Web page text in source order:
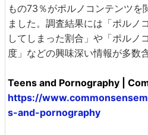
もの73％がポルノコンテンツを
ました。調査結果には「ポルノ
してしまった割合」や「ポルノ
度」などの興味深い情報が多数
Teens and Pornography |
https://
s-and-pornography